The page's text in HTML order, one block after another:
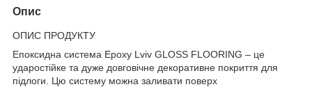
Опис
ОПИС ПРОДУКТУ
Епоксидна система Epoxy Lviv GLOSS FLOORING – це
ударостійке та дуже довговічне декоративне покриття для
підлоги. Цю систему можна заливати поверх